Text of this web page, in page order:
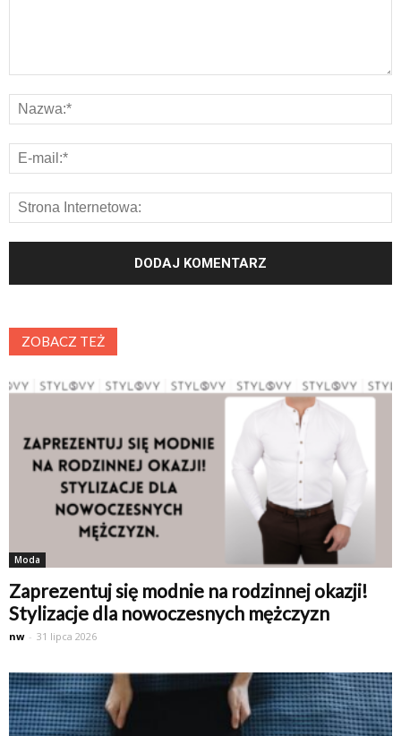
ZOBACZ TEŻ
Moda
Zaprezentuj się modnie na rodzinnej okazji!
Stylizacje dla nowoczesnych mężczyzn
nw - 31 lipca 2026